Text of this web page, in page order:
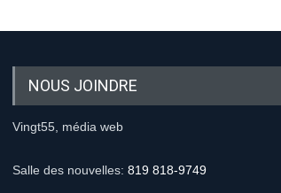
NOUS JOINDRE
Vingt55, média web
Salle des nouvelles: 819 818-9749